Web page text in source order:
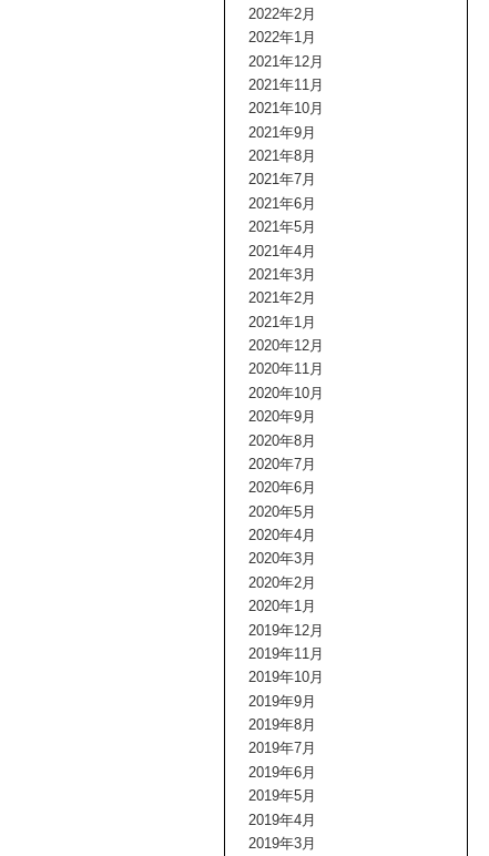
2022年2月
2022年1月
2021年12月
2021年11月
2021年10月
2021年9月
2021年8月
2021年7月
2021年6月
2021年5月
2021年4月
2021年3月
2021年2月
2021年1月
2020年12月
2020年11月
2020年10月
2020年9月
2020年8月
2020年7月
2020年6月
2020年5月
2020年4月
2020年3月
2020年2月
2020年1月
2019年12月
2019年11月
2019年10月
2019年9月
2019年8月
2019年7月
2019年6月
2019年5月
2019年4月
2019年3月